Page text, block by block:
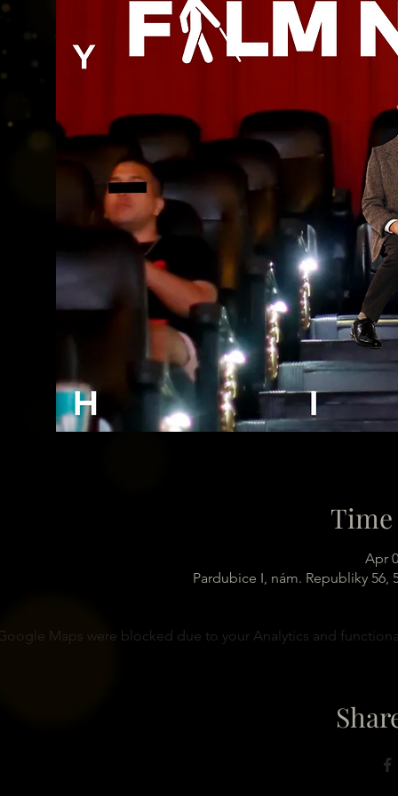
Apr
Pardubice I, nám. Republiky 56,
Maps were blocked due to your Analytics and